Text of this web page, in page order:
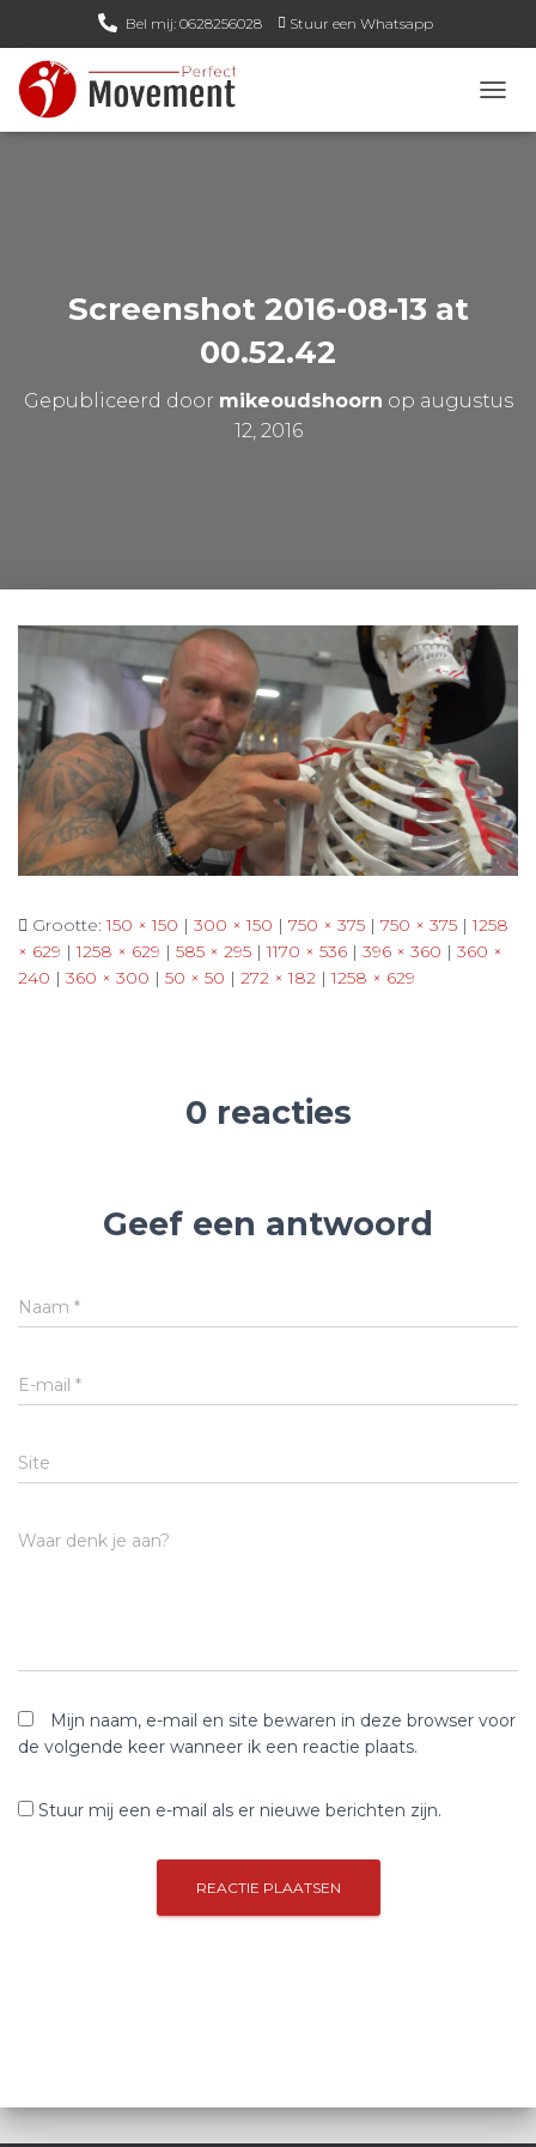
Bel mij: 0628256028 Stuur een Whatsapp
Email mij: info@perfect-movement.nl
A
E
Screenshot 2016-08-13 at
00.52.42
Gepubliceerd door mikeoudshoorn op augustus
12, 2016
Grootte:150 × 150 | 300 × 150 | 750 × 375 | 750 × 375 | 1258
× 629 | 1258 × 629 | 585 × 295 | 1170 × 536 | 396 × 360 | 360 ×
240 | 360 × 300 | 50 × 50 | 272 × 182 | 1258 × 629
0 reacties
Geef een antwoord
Naam *
E-mail *
Site
Waar denk je aan?
Mijn naam, e-mail en site bewaren in deze browser voor
de volgende keer wanneer ik een reactie plaats.
Stuur mij een e-mail als er nieuwe berichten zijn.